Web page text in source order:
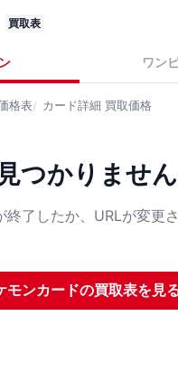
買取表
ワン
格表 カード詳細 買取価格
つかりません
終了したか、URLが変更
モンカードの買取表を見